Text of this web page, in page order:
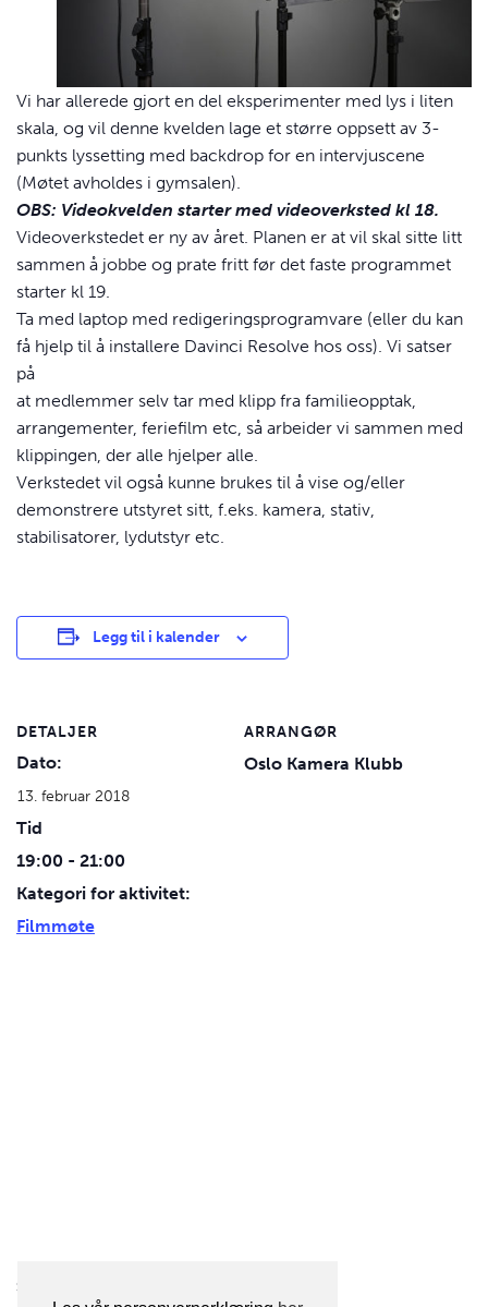
Vi har allerede gjort en del eksperimenter med lys i liten
skala, og vil denne kvelden lage et større oppsett av 3-
punkts lyssetting med backdrop for en intervjuscene
(Møtet avholdes i gymsalen).
OBS: Videokvelden starter med videoverksted kl 18.
Videoverkstedet er ny av året. Planen er at vil skal sitte litt
sammen å jobbe og prate fritt før det faste programmet
starter kl 19.
Ta med laptop med redigeringsprogramvare (eller du kan
få hjelp til å installere Davinci Resolve hos oss). Vi satser
på
at medlemmer selv tar med klipp fra familieopptak,
arrangementer, feriefilm etc, så arbeider vi sammen med
klippingen, der alle hjelper alle.
Verkstedet vil også kunne brukes til å vise og/eller
demonstrere utstyret sitt, f.eks. kamera, stativ,
stabilisatorer, lydutstyr etc.
Legg til i kalender
DETALJER
Dato:
13. februar 2018
Tid
19:00 - 21:00
Kategori for aktivitet:
Filmmøte
ARRANGØR
Oslo Kamera Klubb
STED